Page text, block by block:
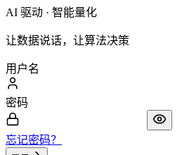
AI 驱动 · 智能量化
让数据说话，让算法决策
用户名
密码
忘记密码？